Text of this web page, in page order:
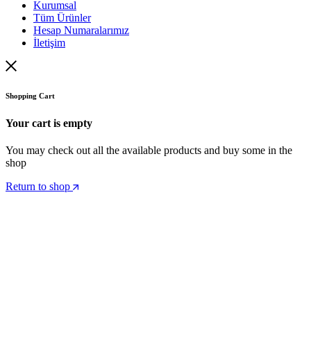
Kurumsal
Tüm Ürünler
Hesap Numaralarımız
İletişim
Shopping Cart
Your cart is empty
You may check out all the available products and buy some in the
shop
Return to shop